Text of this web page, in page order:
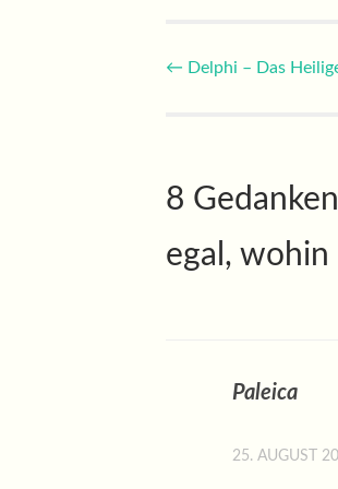
← Delphi – Das
8
egal,
Paleica
25. AUGUST